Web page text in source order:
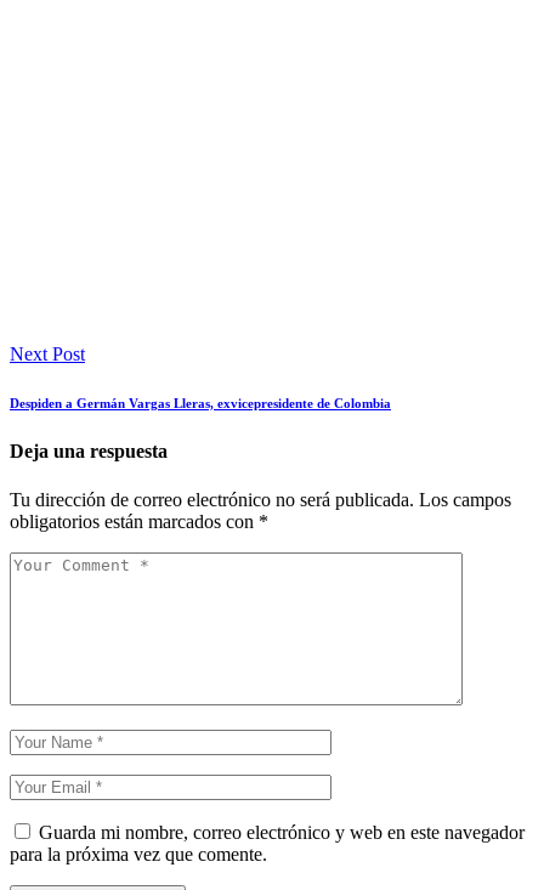
Next Post
Despiden a Germán Vargas Lleras, exvicepresidente de Colombia
Deja una respuesta
Tu dirección de correo electrónico no será publicada. Los campos
obligatorios están marcados con *
Guarda mi nombre, correo electrónico y web en este navegador
para la próxima vez que comente.